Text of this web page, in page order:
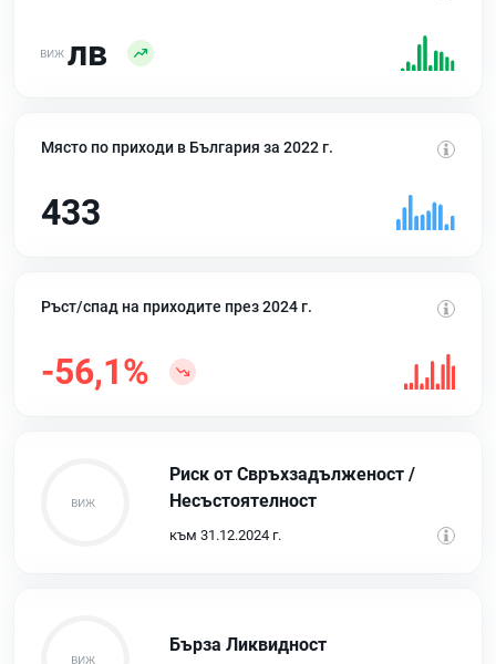
лв
Място по приходи в България за 2022 г.
433
Ръст/спад на приходите през 2024 г.
-56,1%
Риск от Свръхзадълженост /
Несъстоятелност
към 31.12.2024 г.
Бърза Ликвидност